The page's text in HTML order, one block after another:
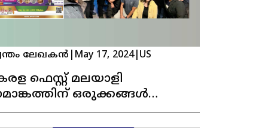
ലേഖകൻ May 17, 2024| US
ഫെസ്റ്റ് മലയാളി
ഒരുക്കങ്ങൾ